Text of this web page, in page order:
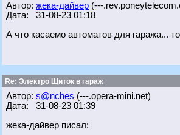
Автор: жека-дайвер (---
Дата: 31-08-23 01:18
А что касаемо автоматов для гаража...
Re: Электро Щиток в гараж
Автор: s@nches (---.opera-mini.net)
Дата: 31-08-23 01:39
жека-дайвер писал: